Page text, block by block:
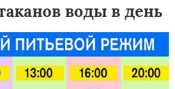
воды в день